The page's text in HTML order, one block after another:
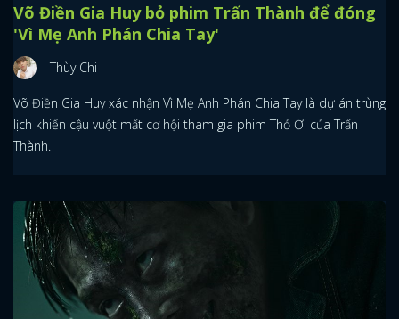
Võ Điền Gia Huy bỏ phim Trấn Thành để đóng
'Vì Mẹ Anh Phán Chia Tay'
Thùy Chi
Võ Điền Gia Huy xác nhận Vì Mẹ Anh Phán Chia Tay là dự án trùng
lịch khiến cậu vuột mất cơ hội tham gia phim Thỏ Ơi của Trấn
Thành.